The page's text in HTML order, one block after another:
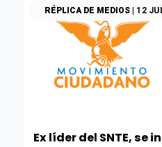
RÉPLICA DE MEDIOS| 12
Ex líder del SNTE, se